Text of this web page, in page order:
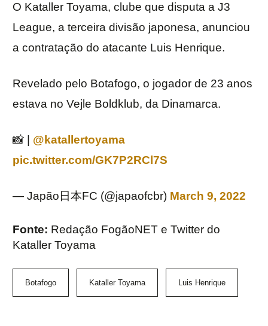
O Kataller Toyama, clube que disputa a J3
League, a terceira divisão japonesa, anunciou
a contratação do atacante Luis Henrique.
Revelado pelo Botafogo, o jogador de 23 anos
estava no Vejle Boldklub, da Dinamarca.
📸 | @katallertoyama
pic.twitter.com/GK7P2RCl7S
— Japão日本FC (@japaofcbr) March 9, 2022
Fonte: Redação FogãoNET e Twitter do
Kataller Toyama
Botafogo Kataller Toyama Luis Henrique